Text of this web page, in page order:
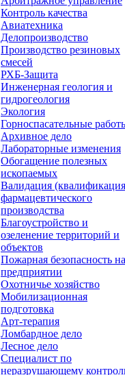
Контроль качества
Авиатехника
Делопроизводство
Производство резиновых
смесей
РХБ-Защита
Инженерная геология и
гидрогеология
Экология
Горноспасательные
Архивное дело
Лабораторные изменения
Обогащение полезных
ископаемых
Валидация
фармацевтического
производства
Благоустройство и
озеленение территорий и
объектов
Пожарная безопасность на
предприятии
Охотничье хозяйство
Мобилизационная
подготовка
Арт-терапия
Ломбардное дело
Лесное дело
Специалист по
неразрушающему